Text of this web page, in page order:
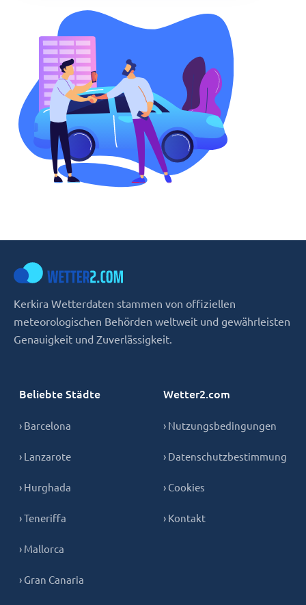
Kerkira Wetterdaten stammen von offiziellen
meteorologischen Behörden weltweit und gewährleisten
Genauigkeit und Zuverlässigkeit.
Beliebte Städte
› Barcelona
› Lanzarote
› Hurghada
› Teneriffa
› Mallorca
› Gran Canaria
Wetter2.com
› Nutzungsbedingungen
› Datenschutzbestimmung
› Cookies
› Kontakt